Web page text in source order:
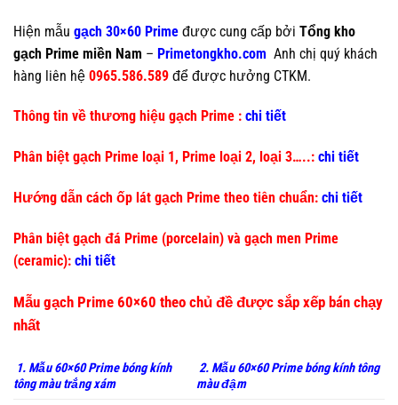
Hiện mẫu gạch 30×60 Prime được cung cấp bởi Tổng kho
gạch Prime miền Nam – Primetongkho.com Anh chị quý khách
hàng liên hệ 0965.586.589 để được hưởng CTKM.
Thông tin về thương hiệu gạch Prime : chi tiết
Phân biệt gạch Prime loại 1, Prime loại 2, loại 3…..: chi tiết
Hướng dẫn cách ốp lát gạch Prime theo tiên chuẩn: chi tiết
Phân biệt gạch đá Prime (porcelain) và gạch men Prime
(ceramic): chi tiết
Mẫu gạch Prime 60×60 theo chủ đề được sắp xếp bán chạy
nhất
1. Mẫu 60×60 Prime bóng kính
tông màu trắng xám
2. Mẫu 60×60 Prime bóng kính tông
màu đậm